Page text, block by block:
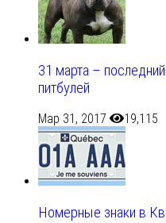
31 марта –
питбулей
Мар 31, 2017 19,115
Номерные знаки в